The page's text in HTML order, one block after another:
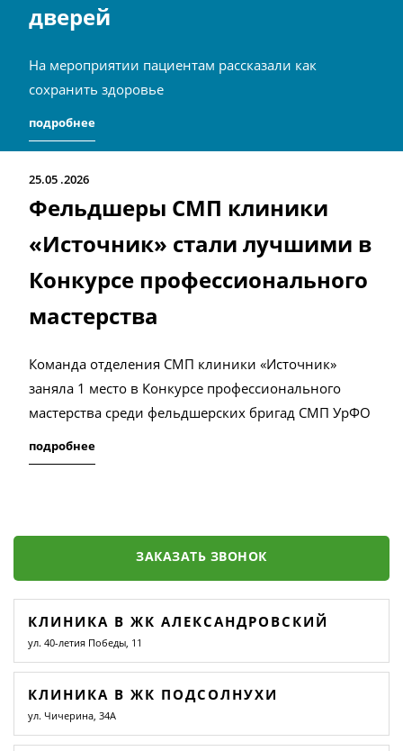
дверей
На мероприятии пациентам рассказали как
сохранить здоровье
подробнее
25.05 2026
Фельдшеры СМП клиники
«Источник» стали лучшими в
Конкурсе профессионального
мастерства
Команда отделения СМП клиники «Источник»
заняла 1 место в Конкурсе профессионального
мастерства среди фельдшерских бригад СМП УрФО
подробнее
ЗАКАЗАТЬ ЗВОНОК
КЛИНИКА В ЖК АЛЕКСАНДРОВСКИЙ
ул. 40-летия Победы, 11
КЛИНИКА В ЖК ПОДСОЛНУХИ
ул. Чичерина, 34А